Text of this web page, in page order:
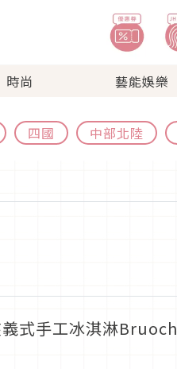
時尚 藝能娛樂
四國 中部北陸
式手工冰淇淋